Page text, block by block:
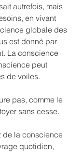
autrefois, mais
en vivant
globale des
est donné par
La conscience
peut
de voiles.
pas, comme le
sans cesse.
de la conscience
quotidien,